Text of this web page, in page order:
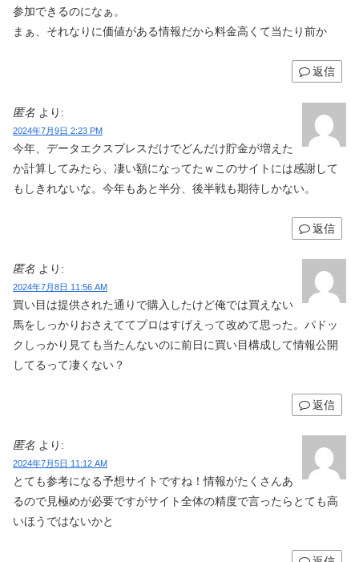
参加できるのになぁ。
まぁ、それなりに価値がある情報だから料金高くて当たり前か
返信
匿名 より:
2024年7月9日 2:23 PM
今年、データエクスプレスだけでどんだけ貯金が増えた
か計算してみたら、凄い額になってたｗこのサイトには感謝して
もしきれないな。今年もあと半分、後半戦も期待しかない。
返信
匿名 より:
2024年7月8日 11:56 AM
買い目は提供された通りで購入したけど俺では買えない
馬をしっかりおさえててプロはすげえって改めて思った。パドッ
クしっかり見ても当たんないのに前日に買い目構成して情報公開
してるって凄くない？
返信
匿名 より:
2024年7月5日 11:12 AM
とても参考になる予想サイトですね！情報がたくさんあ
るので見極めが必要ですがサイト全体の精度で言ったらとても高
いほうではないかと